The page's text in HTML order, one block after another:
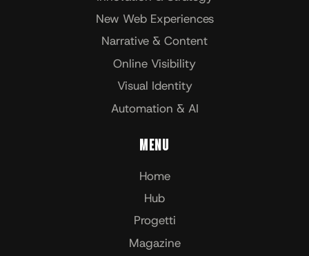
New Web Experiences
Narrative & Content
Online Visibility
Visual Identity
Automation & AI
Menu
Home
Hub
Progetti
Magazine